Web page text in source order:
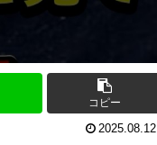
コピー
2025.08.12